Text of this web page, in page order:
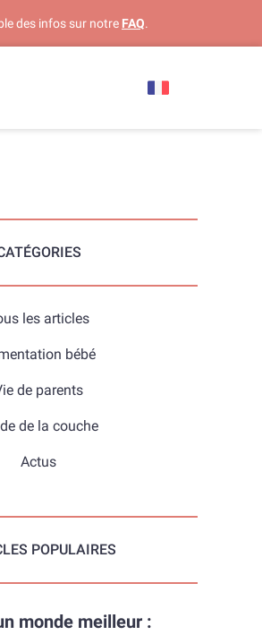
des infos sur notre FAQ.
les articles
bébé
de parents
de la couche
Actus
POPULAIRES